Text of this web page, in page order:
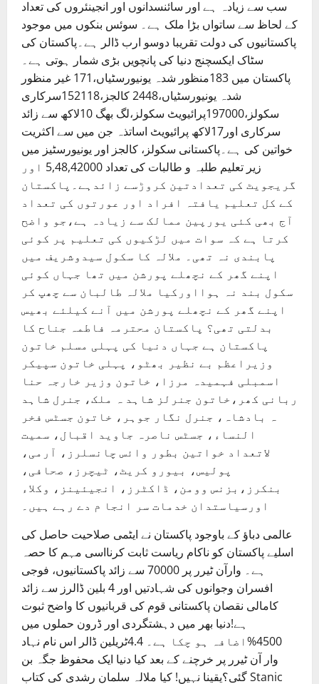
سب سے زیادہ ہے اور سائنسدانوں اور انجینئروں کی تعداد
کے لحاظ سے ساتواں بڑا ملک ہے۔ سوئس بنکوں میں موجود
پاکستانیوں کی دولت تقریبا دوسو ارب ڈالر ہے۔پاکستان کی
سٹاک ایکسچنج دنیا کی پانچویں بڑی شمار ہوتی ہے۔
پاکستان میں 183منظور شدہ یونیورسٹیاں،171 غیر منظور
شدہ یونیورسٹیاں،2448 کالجز،152118سرکاری
سکولز،197000پرائیویٹ سکولز،لگ بھگ 10لاکھ سے زائد
سرکاری اور17لاکھ پرائیویٹ اساتذہ جن میں سے اکثریت
خواتین کی ہے۔پاکستانی سکولز، کالجز اور یونیورسٹیز میں
زیر تعلیم طلبہ و طالبات کی تعداد 5,48,42000 اور
گریجویٹ کی تعدادتین کروڑسے زائدہے۔پاکستان
کے کل تعلیم یافتہ افراد اور عورتوں کی تعداد
آج بھی کئی یورپین ممالک سے زیادہ ہے،جو واضح
کرتا ہے کہ سوات میں لڑکیوں کی تعلیم پر کوئی
پابندی نہ تھی۔ ملالہ کا سکول سیدوشریف میں
اپنے گھر کے نچھلے پورشن میں تھا جہاں کوئی
سکول بند نہ ہوااورکیا ملالہ طالبان سے چھپ کر
اپنے گھر کے نچھلے پورشن میں آنے کیلئے بھیس
بدلتی تھی؟ پاکستان محترمہ فاطمہ جناح کا
پاکستان ہے جہاں دنیا کی پہلی مسلم خاتون
وزیراعظم بے نظیر بھٹو، پہلی خاتون سپیکر
اسمبلی فہمیدہ مرزا، خاتون وزیر خارجہ حنا
ربانی کھر،خاتون جنرلز شاہد ہ ملک، جنرل شاہد
ہ بادشاہ، جنرل نگار جوہر، خاتون جسٹس فخر
النساء، جسٹس ناصرہ جاوید اقبال، سمیت
لاتعداد خواتین بطور وائس چانسلرز، آرمی،
پولیس، بیورو کریٹ، ٹیچرز، صحافی،
بنکرز،بزنس وومن، ڈاکٹرز، انجیئینز، وکلاء
اورسیاستدان خدمات سر انجا م دے رہے ہیں۔
عالمی دباؤ کے باوجود پاکستان نے ایٹمی صلاحیت حاصل کی
اسلیے پاکستان کو ناکام ریاست ثابت کرنااسی مہم کا حصہ
ہے۔ وارآن ٹیرر پر 70000 سے زائد پاکستانیوں، فوجی
افسران وجوانوں کی شہادتیں اور 4 بلین ڈالرز سے زائد
کامالی نقصان پاکستانی قوم کی قربانیوں کا واضح ثبوت
ہے!دنیا بھر میں دہشتگردی اور ڈرون حملوں میں
4500%اضافہ ہو چکا ہے۔ 4.4ٹریلین ڈالر اس نام نہاد
وار آن ٹیرر پر خرچنے کے بعد کیا دنیا ایک محفوظ جگہ بن
گئی؟یقینا نہیں! کیا ملالہ سلمان رشدی کی کتاب Stanic